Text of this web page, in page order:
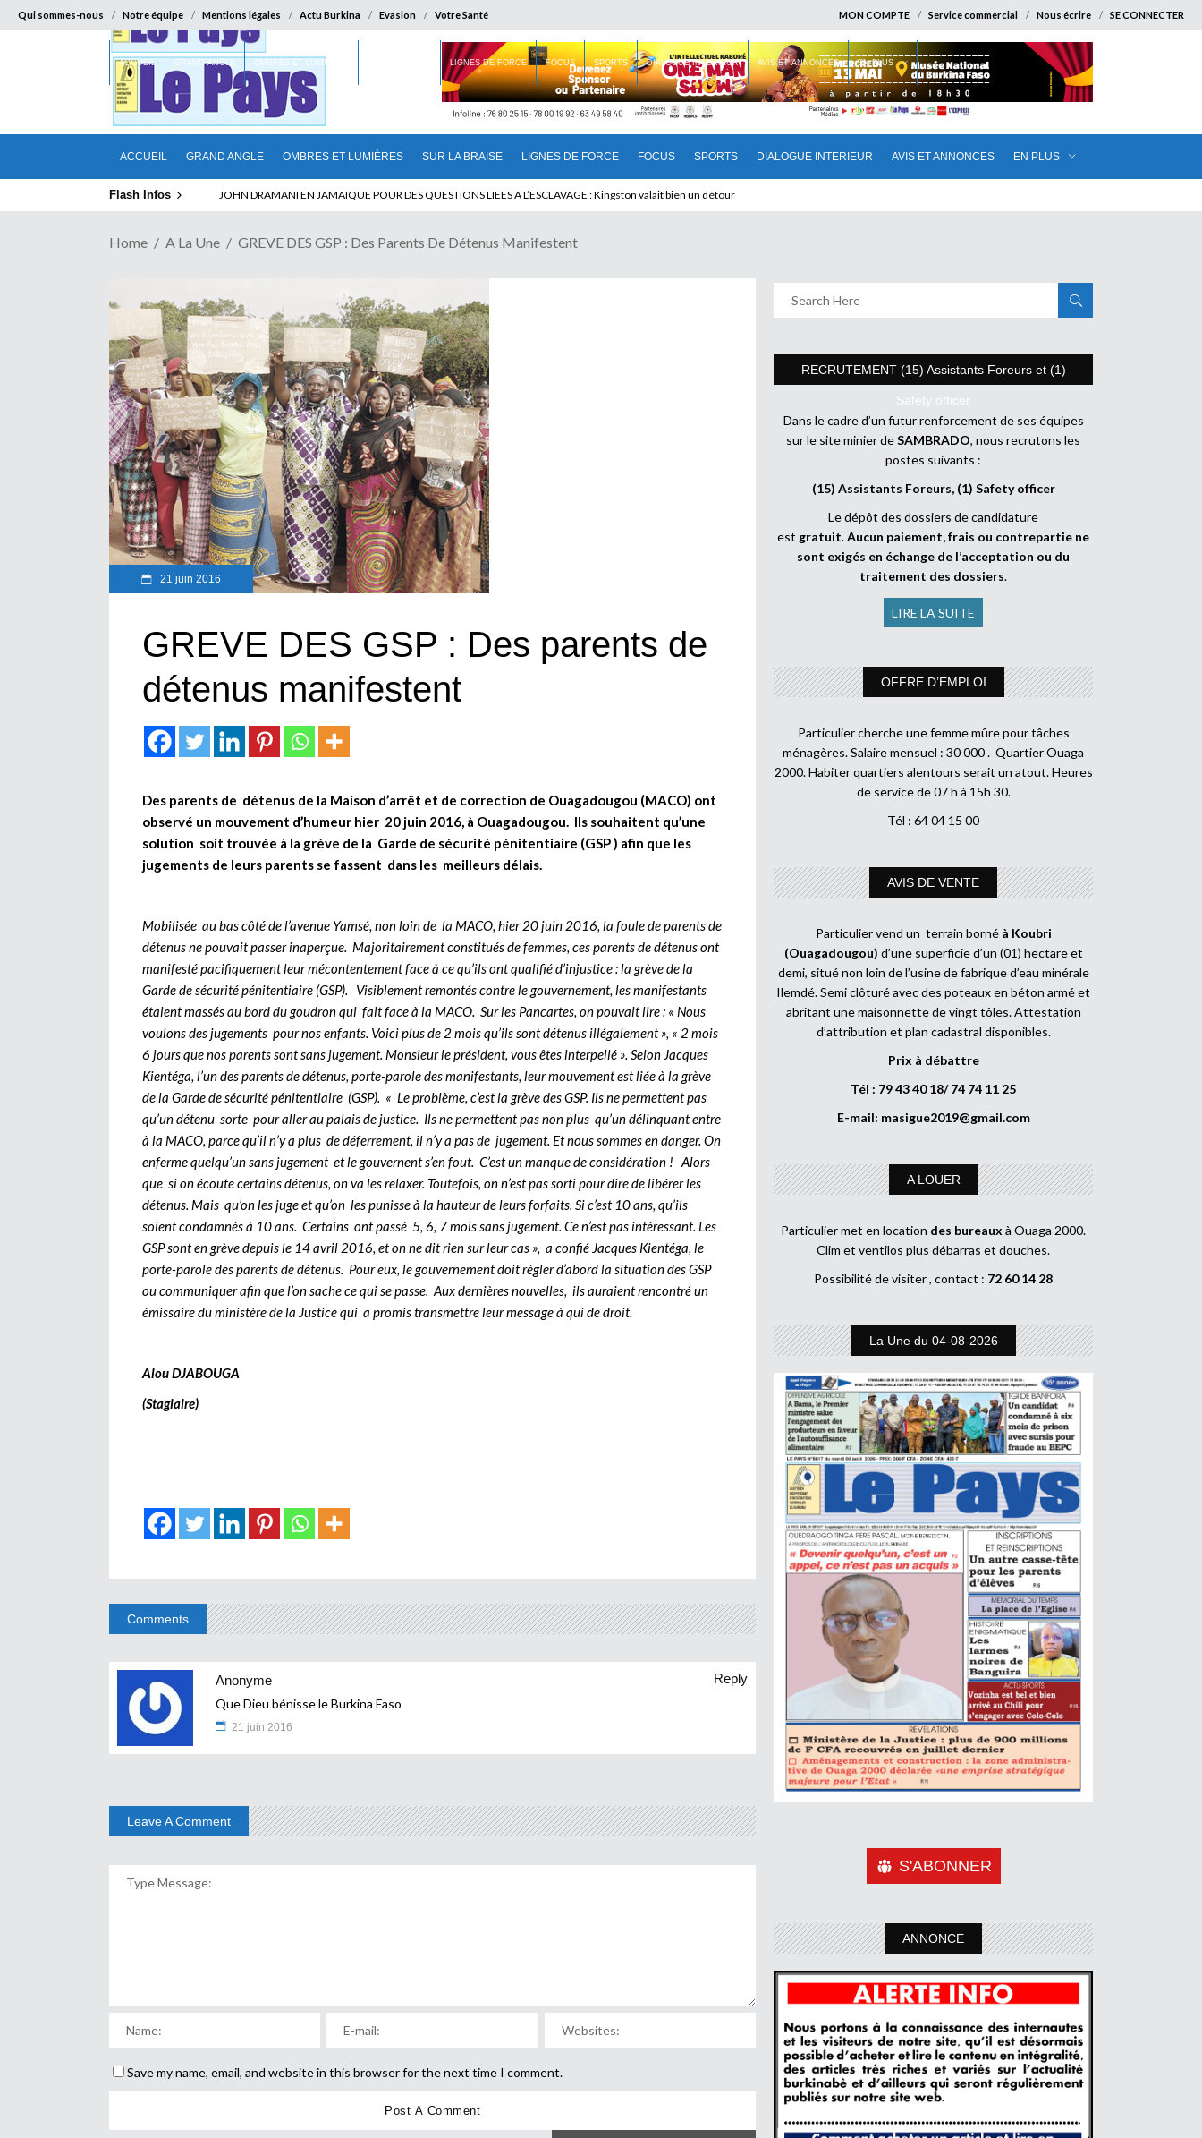
Qui sommes-nous Notre équipe Mentions légales Actu Burkina Evasion Votre Santé MON COMPTE Service commercial Nous écrire SE CONNECTER
ACCUEIL GRAND ANGLE OMBRES ET LUMIÈRES SUR LA BRAISE LIGNES DE FORCE FOCUS SPORTS DIALOGUE INTERIEUR AVIS ET ANNONCES EN PLUS
ACCUEIL GRAND ANGLE OMBRES ET LUMIÈRES LIGNES DE FORCE FOCUS SPORTS DIALOGUE INTERIEUR AVIS ET ANNONCES EN PLUS
Flash Infos ELECTION DE TALON A LA TETE DU SENAT BENINOIS : Quand Patrice quitte le pouvoir sans partir !
Home A La Une GREVE DES GSP : Des Parents De Détenus Manifestent
21 juin 2016
GREVE DES GSP : Des parents de
détenus manifestent
Des parents de détenus de la Maison d’arrêt et de correction de Ouagadougou (MACO) ont
observé un mouvement d’humeur hier 20 juin 2016, à Ouagadougou. Ils souhaitent qu’une
solution soit trouvée à la grève de la Garde de sécurité pénitentiaire (GSP ) afin que les
jugements de leurs parents se fassent dans les meilleurs délais.
Mobilisée au bas côté de l’avenue Yamsé, non loin de la MACO, hier 20 juin 2016, la foule de parents de
détenus ne pouvait passer inaperçue. Majoritairement constitués de femmes, ces parents de détenus ont
manifesté pacifiquement leur mécontentement face à ce qu’ils ont qualifié d’injustice : la grève de la
Garde de sécurité pénitentiaire (GSP). Visiblement remontés contre le gouvernement, les manifestants
étaient massés au bord du goudron qui fait face à la MACO. Sur les Pancartes, on pouvait lire : « Nous
voulons des jugements pour nos enfants. Voici plus de 2 mois qu’ils sont détenus illégalement », « 2 mois
6 jours que nos parents sont sans jugement. Monsieur le président, vous êtes interpellé ». Selon Jacques
Kientéga, l’un des parents de détenus, porte-parole des manifestants, leur mouvement est liée à la grève
de la Garde de sécurité pénitentiaire (GSP). « Le problème, c’est la grève des GSP. Ils ne permettent pas
qu’un détenu sorte pour aller au palais de justice. Ils ne permettent pas non plus qu’un délinquant entre
à la MACO, parce qu’il n’y a plus de déferrement, il n’y a pas de jugement. Et nous sommes en danger. On
enferme quelqu’un sans jugement et le gouvernent s’en fout. C’est un manque de considération ! Alors
que si on écoute certains détenus, on va les relaxer. Toutefois, on n’est pas sorti pour dire de libérer les
détenus. Mais qu’on les juge et qu’on les punisse à la hauteur de leurs forfaits. Si c’est 10 ans, qu’ils
soient condamnés à 10 ans. Certains ont passé 5, 6, 7 mois sans jugement. Ce n’est pas intéressant. Les
GSP sont en grève depuis le 14 avril 2016, et on ne dit rien sur leur cas », a confié Jacques Kientéga, le
porte-parole des parents de détenus. Pour eux, le gouvernement doit régler d’abord la situation des GSP
ou communiquer afin que l’on sache ce qui se passe. Aux dernières nouvelles, ils auraient rencontré un
émissaire du ministère de la Justice qui a promis transmettre leur message à qui de droit.
Alou DJABOUGA
(Stagiaire)
Comments
Anonyme
Reply
Que Dieu bénisse le Burkina Faso
21 juin 2016
Leave A Comment
Save my name, email, and website in this browser for the next time I comment.
RECRUTEMENT (15) Assistants Foreurs et (1)
Safety officer
Dans le cadre d’un futur renforcement de ses équipes
sur le site minier deSAMBRADO, nous recrutons les
postes suivants :
(15) Assistants Foreurs, (1) Safety officer
Le dépôt des dossiers de candidature
est gratuit.Aucun paiement, frais ou contrepartie ne
sont exigés en échange de l’acceptation ou du
traitement des dossiers.
LIRE LA SUITE
OFFRE D’EMPLOI
Particulier cherche une femme mûre pour tâches
ménagères. Salaire mensuel : 30 000 . Quartier Ouaga
2000. Habiter quartiers alentours serait un atout. Heures
de service de 07 h à 15h 30.
Tél : 64 04 15 00
AVIS DE VENTE
Particulier vend un terrain borné à Koubri
(Ouagadougou) d’une superficie d’un (01) hectare et
demi, situé non loin de l’usine de fabrique d’eau minérale
Ilemdé. Semi clôturé avec des poteaux en béton armé et
abritant une maisonnette de vingt tôles. Attestation
d’attribution et plan cadastral disponibles.
Prix à débattre
Tél : 79 43 40 18/ 74 74 11 25
E-mail: masigue2019@gmail.com
A LOUER
Particulier met en location des bureaux à Ouaga 2000.
Clim et ventilos plus débarras et douches.
Possibilité de visiter , contact : 72 60 14 28
La Une du 04-08-2026
S'ABONNER
ANNONCE